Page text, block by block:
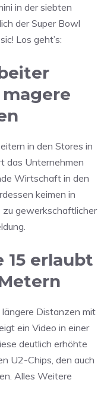
in der siebten
der Super Bowl
Los geht’s:
in den Stores in
das Unternehmen
Wirtschaft in den
keimen in
gewerkschaftlicher
15 erlaubt
Distanzen mit
ein Video in einer
deutlich erhöhte
U2-Chips, den auch
Alles Weitere